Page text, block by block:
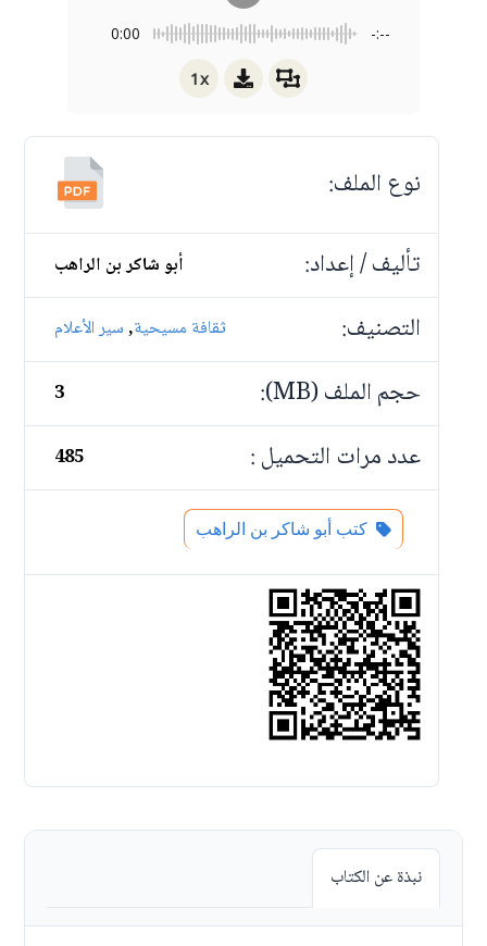
0:00 -:--
1x
نوع الملف:
تأليف / إعداد:
أبو شاكر بن الراهب
التصنيف: ثقافة مسيحية,سير الأعلام
حجم الملف (MB): 3
عدد مرات التحميل : 485
كتب أبو شاكر بن الراهب
نبذة عن الكتاب